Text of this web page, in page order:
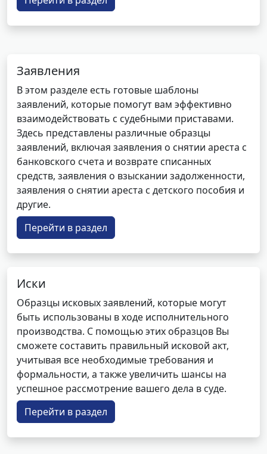
Заявления
В этом разделе есть готовые шаблоны
заявлений, которые помогут вам эффективно
взаимодействовать с судебными приставами.
Здесь представлены различные образцы
заявлений, включая заявления о снятии ареста с
банковского счета и возврате списанных
средств, заявления о взыскании задолженности,
заявления о снятии ареста с детского пособия и
другие.
Перейти в раздел
Иски
Образцы исковых заявлений, которые могут
быть использованы в ходе исполнительного
производства. С помощью этих образцов Вы
сможете составить правильный исковой акт,
учитывая все необходимые требования и
формальности, а также увеличить шансы на
успешное рассмотрение вашего дела в суде.
Перейти в раздел